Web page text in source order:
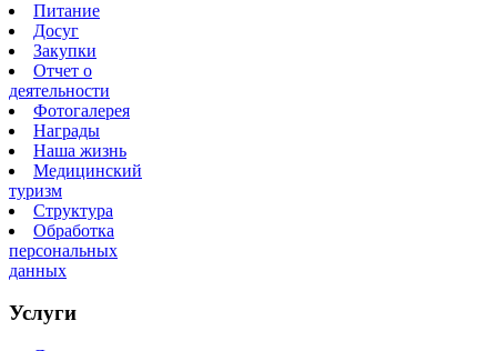
Питание
Досуг
Закупки
Отчет о
деятельности
Фотогалерея
Награды
Наша жизнь
Медицинский
туризм
Структура
Обработка
персональных
данных
Услуги